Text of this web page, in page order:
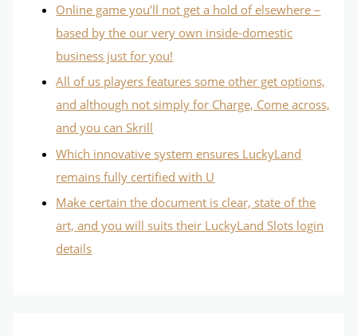
Online game you’ll not get a hold of elsewhere –
based by the our very own inside-domestic
business just for you!
All of us players features some other get options,
and although not simply for Charge, Come across,
and you can Skrill
Which innovative system ensures LuckyLand
remains fully certified with U
Make certain the document is clear, state of the
art, and you will suits their LuckyLand Slots login
details